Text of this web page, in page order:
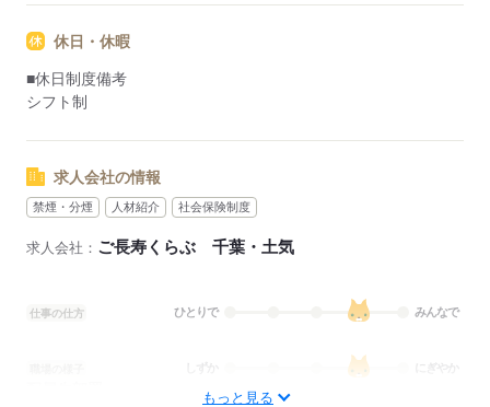
休日・休暇
■休日制度備考
シフト制
求人会社の情報
禁煙・分煙 人材紹介 社会保険制度
求人会社： ご長寿くらぶ 千葉・土気
仕事の仕方 ひとりで みんなで
にぎやか
もっと見る